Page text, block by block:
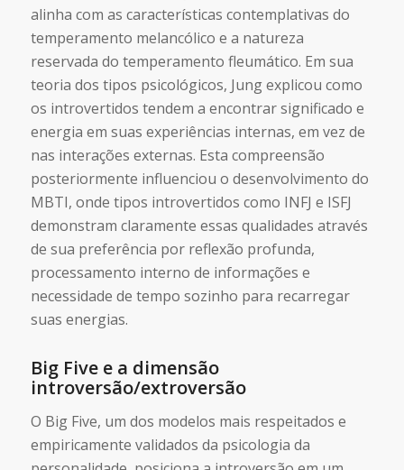
alinha com as características contemplativas do
temperamento melancólico e a natureza
reservada do temperamento fleumático. Em sua
teoria dos tipos psicológicos, Jung explicou como
os introvertidos tendem a encontrar significado e
energia em suas experiências internas, em vez de
nas interações externas. Esta compreensão
posteriormente influenciou o desenvolvimento do
MBTI, onde tipos introvertidos como INFJ e ISFJ
demonstram claramente essas qualidades através
de sua preferência por reflexão profunda,
processamento interno de informações e
necessidade de tempo sozinho para recarregar
suas energias.
Big Five e a dimensão
introversão/extroversão
O Big Five, um dos modelos mais respeitados e
empiricamente validados da psicologia da